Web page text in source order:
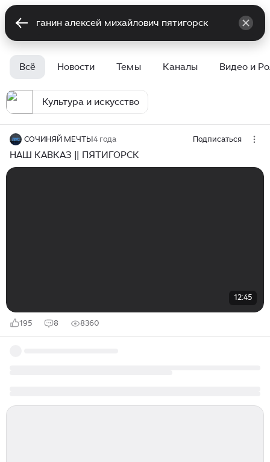
Всё Новости Темы Каналы Видео и
Культура и искусство
СОЧИНЯЙ МЕЧТЫ4 года Подписаться
НАШ КАВКАЗ || ПЯТИГОРСК
12:45
195 8 8360